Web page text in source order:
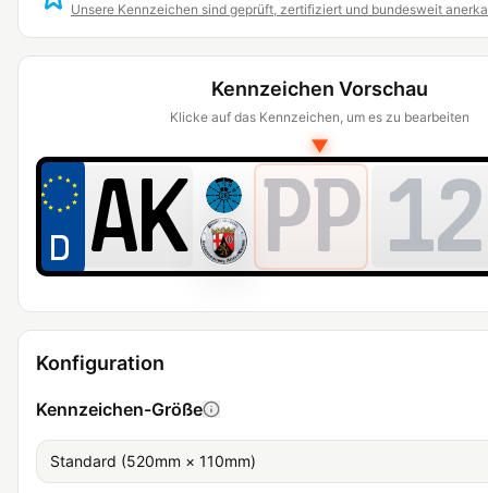
Unsere Kennzeichen sind geprüft, zertifiziert und bundesweit
Konfiguration
Kennzeichen-Größe
Standard (520mm × 110mm)
Kennzeichen Vorschau
Klicke auf das Kennzeichen, um es zu bearbeiten
▼
PP